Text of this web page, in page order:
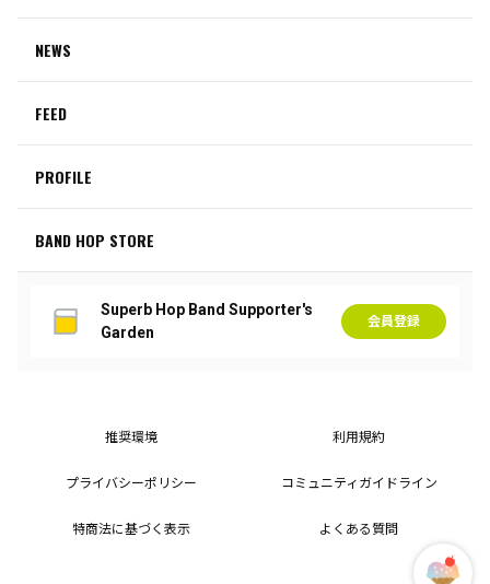
NEWS
FEED
PROFILE
BAND HOP STORE
Superb Hop Band Supporter's
Garden
会員登録
推奨環境 利用規約
プライバシーポリシー コミュニティガイドライン
特商法に基づく表示 よくある質問